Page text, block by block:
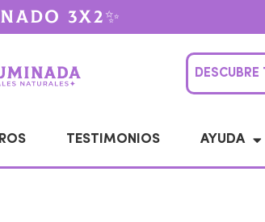
3X2✨
TESTIMONIOS AYUDA